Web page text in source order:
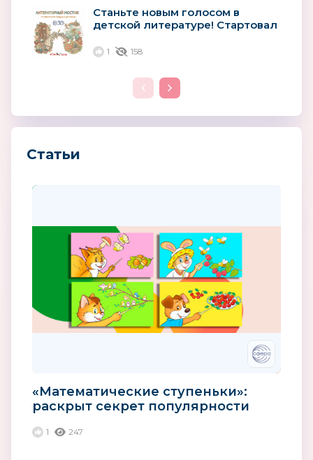
Станьте новым голосом в
детской литературе! Стартовал
авторов
1 158
Статьи
«Математические ступеньки»:
раскрыт секрет популярности
программы...
1 247